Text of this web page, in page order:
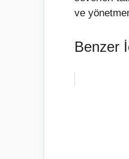
ve
Benzer